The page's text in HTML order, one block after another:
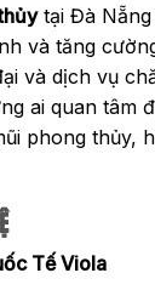
tại Đà Nẵng
và tăng
và dịch vụ
ai quan tâm
phong thủy,
Tế Viola